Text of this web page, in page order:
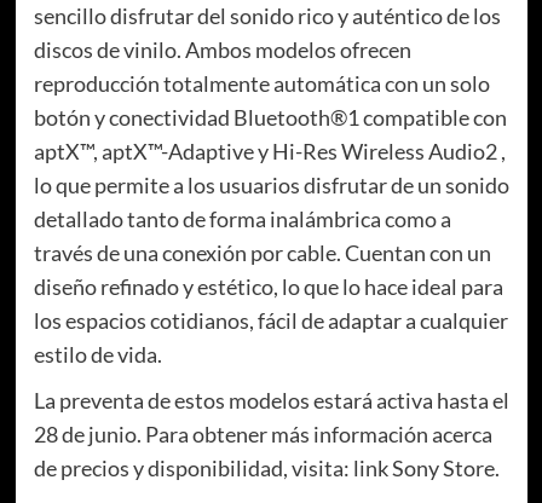
sencillo disfrutar del sonido rico y auténtico de los
discos de vinilo. Ambos modelos ofrecen
reproducción totalmente automática con un solo
botón y conectividad Bluetooth®1 compatible con
aptX™, aptX™-Adaptive y Hi-Res Wireless Audio2 ,
lo que permite a los usuarios disfrutar de un sonido
detallado tanto de forma inalámbrica como a
través de una conexión por cable. Cuentan con un
diseño refinado y estético, lo que lo hace ideal para
los espacios cotidianos, fácil de adaptar a cualquier
estilo de vida.
La preventa de estos modelos estará activa hasta el
28 de junio. Para obtener más información acerca
de precios y disponibilidad, visita: link Sony Store.